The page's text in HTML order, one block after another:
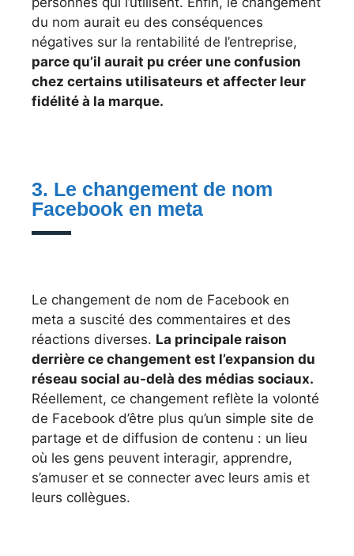
du nom aurait eu des conséquences
négatives sur la rentabilité de l’entreprise,
parce qu’il aurait pu créer une confusion
chez certains utilisateurs et affecter leur
fidélité à la marque.
3. Le changement de nom
Facebook en meta
Le changement de nom de Facebook en
meta a suscité des commentaires et des
réactions diverses. La principale raison
derrière ce changement est l’expansion du
réseau social au-delà des médias sociaux.
Réellement, ce changement reflète la volonté
de Facebook d’être plus qu’un simple site de
partage et de diffusion de contenu : un lieu
où les gens peuvent interagir, apprendre,
s’amuser et se connecter avec leurs amis et
leurs collègues.